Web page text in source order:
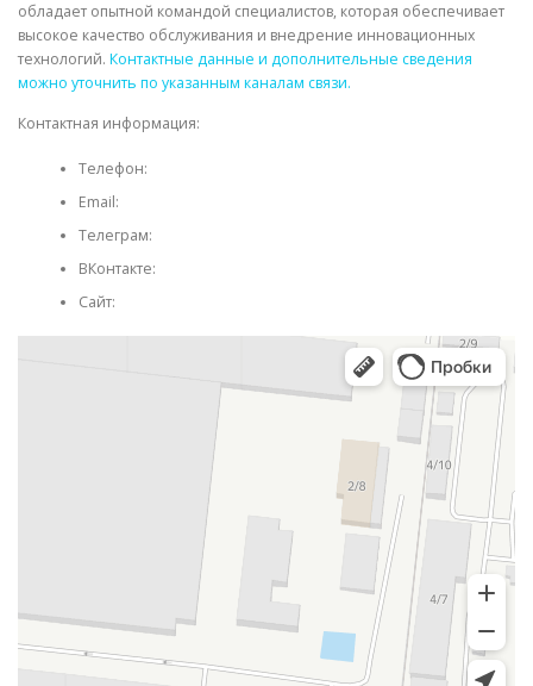
обладает опытной командой специалистов, которая обеспечивает
высокое качество обслуживания и внедрение инновационных
технологий. Контактные данные и дополнительные сведения
можно уточнить по указанным каналам связи.
Контактная информация:
Телефон:
Email:
Телеграм:
ВКонтакте:
Сайт: